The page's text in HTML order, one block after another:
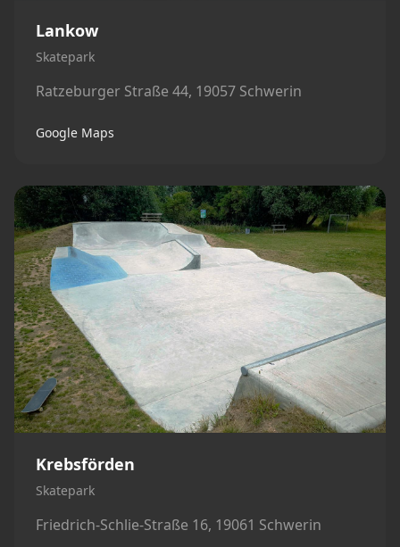
Lankow
Skatepark
Ratzeburger Straße 44, 19057 Schwerin
Google Maps
Krebsförden
Skatepark
Friedrich-Schlie-Straße 16, 19061 Schwerin